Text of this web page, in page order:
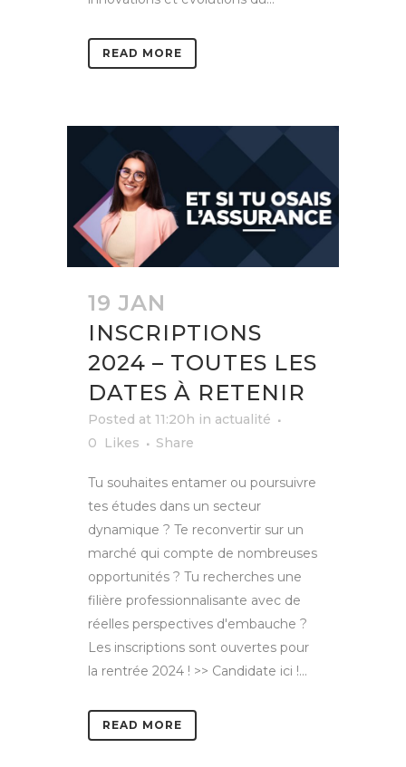
READ MORE
19 JAN
INSCRIPTIONS
2024 – TOUTES LES
DATES À RETENIR
Posted at 11:20h in actualité
0
Likes Share
Tu souhaites entamer ou poursuivre
tes études dans un secteur
dynamique ? Te reconvertir sur un
marché qui compte de nombreuses
opportunités ? Tu recherches une
filière professionnalisante avec de
réelles perspectives d'embauche ?
Les inscriptions sont ouvertes pour
la rentrée 2024 ! >> Candidate ici !...
READ MORE